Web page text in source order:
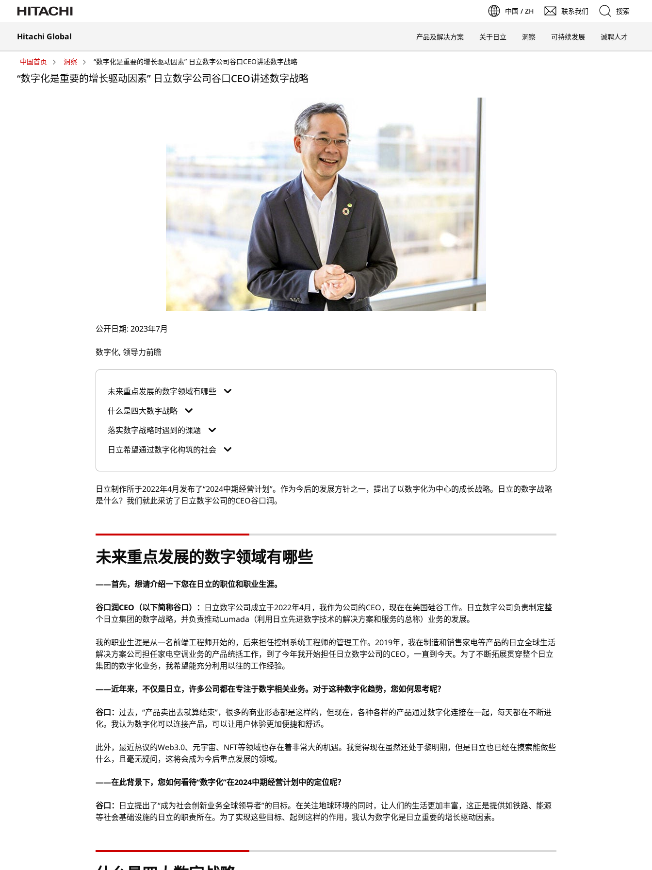
新
标
签
页
中
中国 / ZH 联系我们
在
搜索
搜索
Hitachi Global
在
新
标
签
产品及解决方案
在
新
标
签
页
中
打 关于日立
在
新
标
签
页
中
打 洞察 可持续发展
在
新
标
签
页
中
打 诚聘人才
在
新
标
签
页
中
打
中国首页 洞察 “数字化是重要的增长驱动因素” 日立数字公司谷口CEO讲述数字战略
“数字化是重要的增长驱动因素” 日立数字公司谷口CEO讲述数字战略
公开日期: 2023年7月
数字化, 领导力前瞻
未来重点发展的数字领域有哪些
什么是四大数字战略
落实数字战略时遇到的课题
日立希望通过数字化构筑的社会
日立制作所于2022年4月发布了“2024中期经营计划”。作为今后的发展方针之一，提出了以数字化为中心的成长战略。日立的数字战略
是什么？我们就此采访了日立数字公司的CEO谷口润。
未来重点发展的数字领域有哪些
——首先，想请介绍一下您在日立的职位和职业生涯。
谷口润CEO（以下简称谷口）： 日立数字公司成立于2022年4月，我作为公司的CEO，现在在美国硅谷工作。日立数字公司负责制定整
个日立集团的数字战略，并负责推动Lumada（利用日立先进数字技术的解决方案和服务的总称）业务的发展。
我的职业生涯是从一名前端工程师开始的，后来担任控制系统工程师的管理工作。2019年，我在制造和销售家电等产品的日立全球生活
解决方案公司担任家电空调业务的产品统括工作，到了今年我开始担任日立数字公司的CEO，一直到今天。为了不断拓展贯穿整个日立
集团的数字化业务，我希望能充分利用以往的工作经验。
——近年来，不仅是日立，许多公司都在专注于数字相关业务。对于这种数字化趋势，您如何思考呢？
谷口： 过去，“产品卖出去就算结束”，很多的商业形态都是这样的，但现在，各种各样的产品通过数字化连接在一起，每天都在不断进
化。我认为数字化可以连接产品，可以让用户体验更加便捷和舒适。
此外，最近热议的Web3.0、元宇宙、NFT等领域也存在着非常大的机遇。我觉得现在虽然还处于黎明期，但是日立也已经在摸索能做些
什么，且毫无疑问，这将会成为今后重点发展的领域。
——在此背景下，您如何看待“数字化”在2024中期经营计划中的定位呢？
谷口： 日立提出了“成为社会创新业务全球领导者”的目标。在关注地球环境的同时，让人们的生活更加丰富，这正是提供如铁路、能源
等社会基础设施的日立的职责所在。为了实现这些目标、起到这样的作用，我认为数字化是日立重要的增长驱动因素。